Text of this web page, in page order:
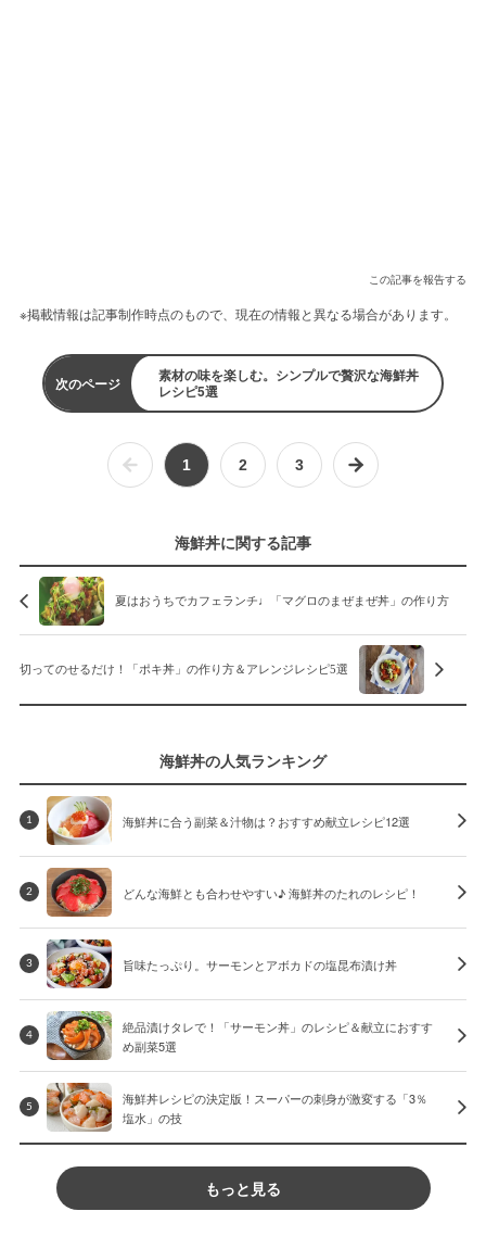
この記事を報告する
※掲載情報は記事制作時点のもので、現在の情報と異なる場合があります。
次のページ
素材の味を楽しむ。シンプルで贅沢な海鮮丼
レシピ5選
1 2 3
海鮮丼に関する記事
夏はおうちでカフェランチ♩「マグロのまぜまぜ丼」の作り方
切ってのせるだけ！「ポキ丼」の作り方＆アレンジレシピ5選
海鮮丼の人気ランキング
1 海鮮丼に合う副菜＆汁物は？おすすめ献立レシピ12選
2 どんな海鮮とも合わせやすい♪ 海鮮丼のたれのレシピ！
3 旨味たっぷり。サーモンとアボカドの塩昆布漬け丼
4
絶品漬けタレで！「サーモン丼」のレシピ＆献立におすす
め副菜5選
5
海鮮丼レシピの決定版！スーパーの刺身が激変する「3％
塩水」の技
もっと見る